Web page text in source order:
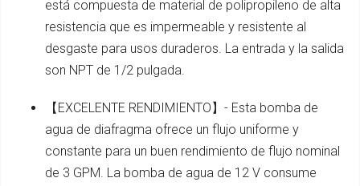
está compuesta de material de polipropileno de alta
resistencia que es impermeable y resistente al
desgaste para usos duraderos. La entrada y la salida
son NPT de 1/2 pulgada.
【EXCELENTE RENDIMIENTO】- Esta bomba de
agua de diafragma ofrece un flujo uniforme y
constante para un buen rendimiento de flujo nominal
de 3 GPM. La bomba de agua de 12 V consume